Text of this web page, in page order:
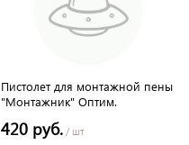
Пистолет для монтажной пены
"Монтажник" Оптим.
420 руб. / шт